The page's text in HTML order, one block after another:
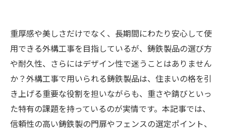
重厚感や美しさだけでなく、長期間にわたり安心して使
用できる外構工事を目指しているが、鋳鉄製品の選び方
や耐久性、さらにはデザイン性で迷うことはありません
か？外構工事で用いられる鋳鉄製品は、住まいの格を引
き上げる重要な役割を担いながらも、重さや錆びといっ
た特有の課題を持っているのが実情です。本記事では、
信頼性の高い鋳鉄製の門扉やフェンスの選定ポイント、